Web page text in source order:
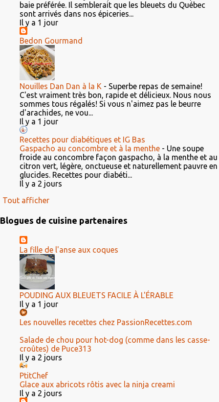
baie préférée. Il semblerait que les bleuets du Québec
sont arrivés dans nos épiceries...
Il y a 1 jour
Bedon Gourmand
Nouilles Dan Dan à la K - Superbe repas de semaine!
C'est vraiment très bon, rapide et délicieux. Nous nous
sommes tous régalés! Si vous n'aimez pas le beurre
d'arachides, ne vou...
Il y a 1 jour
Recettes pour diabétiques et IG Bas
Gaspacho au concombre et à la menthe - Une soupe
froide au concombre façon gaspacho, à la menthe et au
citron vert, légère, onctueuse et naturellement pauvre en
glucides. Recettes pour diabéti...
Il y a 2 jours
Tout afficher
Blogues de cuisine partenaires
La fille de l'anse aux coques
POUDING AUX BLEUETS FACILE À L'ÉRABLE
Il y a 1 jour
Les nouvelles recettes chez PassionRecettes.com
Salade de chou pour hot-dog (comme dans les casse-
croûtes) de Puce313
Il y a 2 jours
PtitChef
Glace aux abricots rôtis avec la ninja creami
Il y a 2 jours